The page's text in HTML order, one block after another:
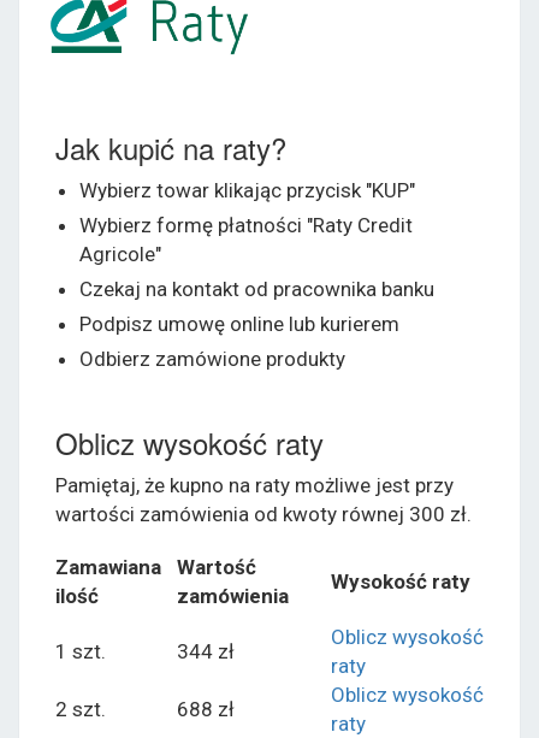
Jak kupić na raty?
Wybierz towar klikając przycisk "KUP"
Wybierz formę płatności "Raty Credit
Agricole"
Czekaj na kontakt od pracownika banku
Podpisz umowę online lub kurierem
Odbierz zamówione produkty
Oblicz wysokość raty
Pamiętaj, że kupno na raty możliwe jest przy
wartości zamówienia od kwoty równej 300 zł.
Zamawiana
ilość
Wartość
zamówienia
Wysokość raty
1 szt. 344 zł
Oblicz wysokość
raty
2 szt.
688 zł
Oblicz wysokość
raty